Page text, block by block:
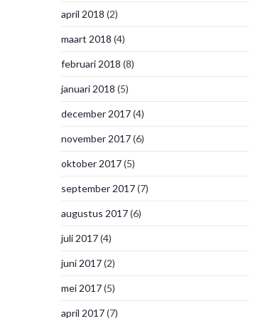
april 2018 (2)
maart 2018 (4)
februari 2018 (8)
januari 2018 (5)
december 2017(4)
november 2017(6)
oktober 2017(5)
september 2017(7)
augustus 2017(6)
juli 2017(4)
juni 2017(2)
mei 2017(5)
april 2017(7)